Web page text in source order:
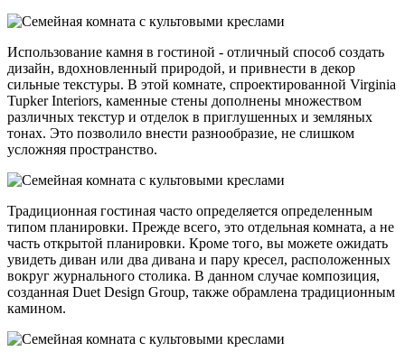
Использование камня в гостиной - отличный способ создать
дизайн, вдохновленный природой, и привнести в декор
сильные текстуры. В этой комнате, спроектированной Virginia
Tupker Interiors, каменные стены дополнены множеством
различных текстур и отделок в приглушенных и земляных
тонах. Это позволило внести разнообразие, не слишком
усложняя пространство.
Традиционная гостиная часто определяется определенным
типом планировки. Прежде всего, это отдельная комната, а не
часть открытой планировки. Кроме того, вы можете ожидать
увидеть диван или два дивана и пару кресел, расположенных
вокруг журнального столика. В данном случае композиция,
созданная Duet Design Group, также обрамлена традиционным
камином.